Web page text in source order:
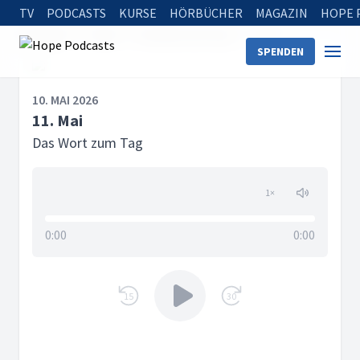
TV PODCASTS KURSE HÖRBÜCHER MAGAZIN HOPE
SPENDEN
Startseite 11. Mai
10. MAI 2026
11. Mai
Das Wort zum Tag
1×
0:00 0:00
15 30